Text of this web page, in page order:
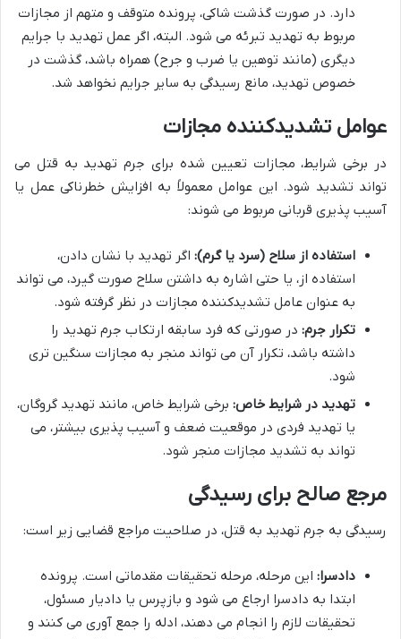
دارد. در صورت گذشت شاکی، پرونده متوقف و متهم از مجازات
مربوط به تهدید تبرئه می شود. البته، اگر عمل تهدید با جرایم
دیگری (مانند توهین یا ضرب و جرح) همراه باشد، گذشت در
خصوص تهدید، مانع رسیدگی به سایر جرایم نخواهد شد.
عوامل تشدیدکننده مجازات
در برخی شرایط، مجازات تعیین شده برای جرم تهدید به قتل می
تواند تشدید شود. این عوامل معمولاً به افزایش خطرناکی عمل یا
آسیب پذیری قربانی مربوط می شوند:
استفاده از سلاح (سرد یا گرم): اگر تهدید با نشان دادن،
استفاده از، یا حتی اشاره به داشتن سلاح صورت گیرد، می تواند
به عنوان عامل تشدیدکننده مجازات در نظر گرفته شود.
تکرار جرم: در صورتی که فرد سابقه ارتکاب جرم تهدید را
داشته باشد، تکرار آن می تواند منجر به مجازات سنگین تری
شود.
تهدید در شرایط خاص: برخی شرایط خاص، مانند تهدید گروگان،
یا تهدید فردی در موقعیت ضعف و آسیب پذیری بیشتر، می
تواند به تشدید مجازات منجر شود.
مرجع صالح برای رسیدگی
رسیدگی به جرم تهدید به قتل، در صلاحیت مراجع قضایی زیر است:
دادسرا: این مرحله، مرحله تحقیقات مقدماتی است. پرونده
ابتدا به دادسرا ارجاع می شود و بازپرس یا دادیار مسئول،
تحقیقات لازم را انجام می دهند، ادله را جمع آوری می کنند و